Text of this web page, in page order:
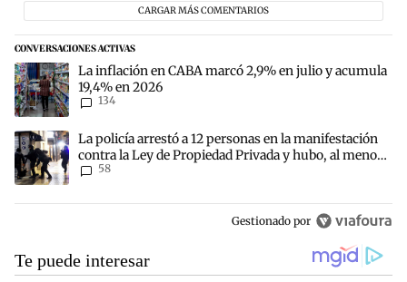
CARGAR MÁS COMENTARIOS
CONVERSACIONES ACTIVAS
Este listado muestra los artículos con más comentarios en los
Un artículo de tendencia con el título "La inflación en CABA
La inflación en CABA marcó 2,9% en julio y acumula
19,4% en 2026
134
Un artículo de tendencia con el título "La policía arrestó a 12
La policía arrestó a 12 personas en la manifestación
contra la Ley de Propiedad Privada y hubo, al menos,
3 agentes heridos
58
Gestionado por